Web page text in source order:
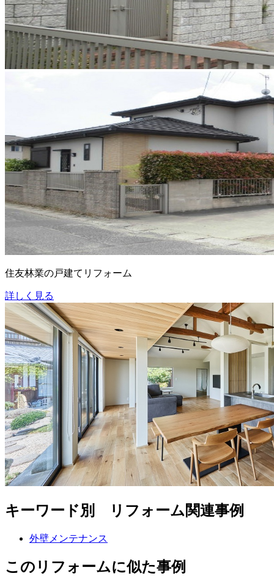
住友林業の戸建てリフォーム
詳しく見る
キーワード別 リフォーム関連事例
外壁メンテナンス
このリフォームに似た事例